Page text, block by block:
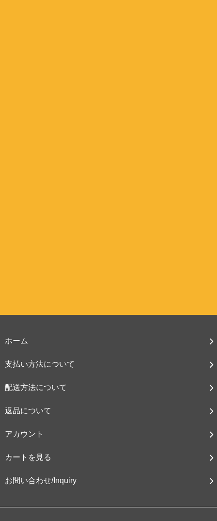
ホーム
支払い方法について
配送方法について
返品について
アカウント
カートを見る
お問い合わせ/Inquiry